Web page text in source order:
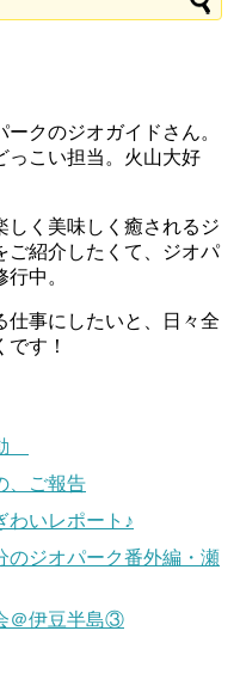
ークのジオガイドさん。
っこい担当。火山大好
しく美味しく癒されるジ
ご紹介したくて、ジオパ
中。
仕事にしたいと、日々全
す！
、ご報告
わいレポート♪
ジオパーク番外編・瀬
＠伊豆半島③